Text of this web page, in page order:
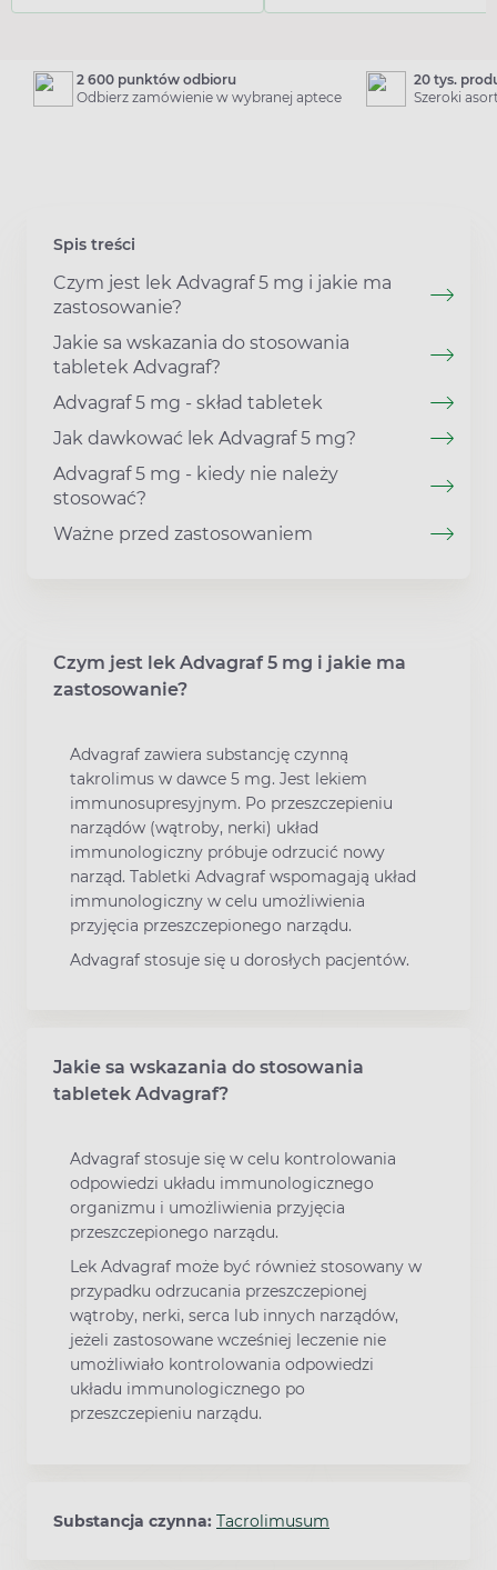
2 600 punktów odbioru
Odbierz zamówienie w wybranej aptece
20 tys.
Szeroki
Spis treści
Czym jest lek Advagraf 5 mg i jakie ma
zastosowanie?
Jakie sa wskazania do stosowania
tabletek Advagraf?
Advagraf 5 mg - skład tabletek
Jak dawkować lek Advagraf 5 mg?
Advagraf 5 mg - kiedy nie należy
stosować?
Ważne przed zastosowaniem
Czym jest lek Advagraf 5 mg i jakie ma
zastosowanie?
Advagraf zawiera substancję czynną
takrolimus w dawce 5 mg. Jest lekiem
immunosupresyjnym. Po przeszczepieniu
narządów (wątroby, nerki) układ
immunologiczny próbuje odrzucić nowy
narząd. Tabletki Advagraf wspomagają układ
immunologiczny w celu umożliwienia
przyjęcia przeszczepionego narządu.
Advagraf stosuje się u dorosłych pacjentów.
Jakie sa wskazania do stosowania
tabletek Advagraf?
Advagraf stosuje się w celu kontrolowania
odpowiedzi układu immunologicznego
organizmu i umożliwienia przyjęcia
przeszczepionego narządu.
Lek Advagraf może być również stosowany w
przypadku odrzucania przeszczepionej
wątroby, nerki, serca lub innych narządów,
jeżeli zastosowane wcześniej leczenie nie
umożliwiało kontrolowania odpowiedzi
układu immunologicznego po
przeszczepieniu narządu.
Substancja czynna: Tacrolimusum